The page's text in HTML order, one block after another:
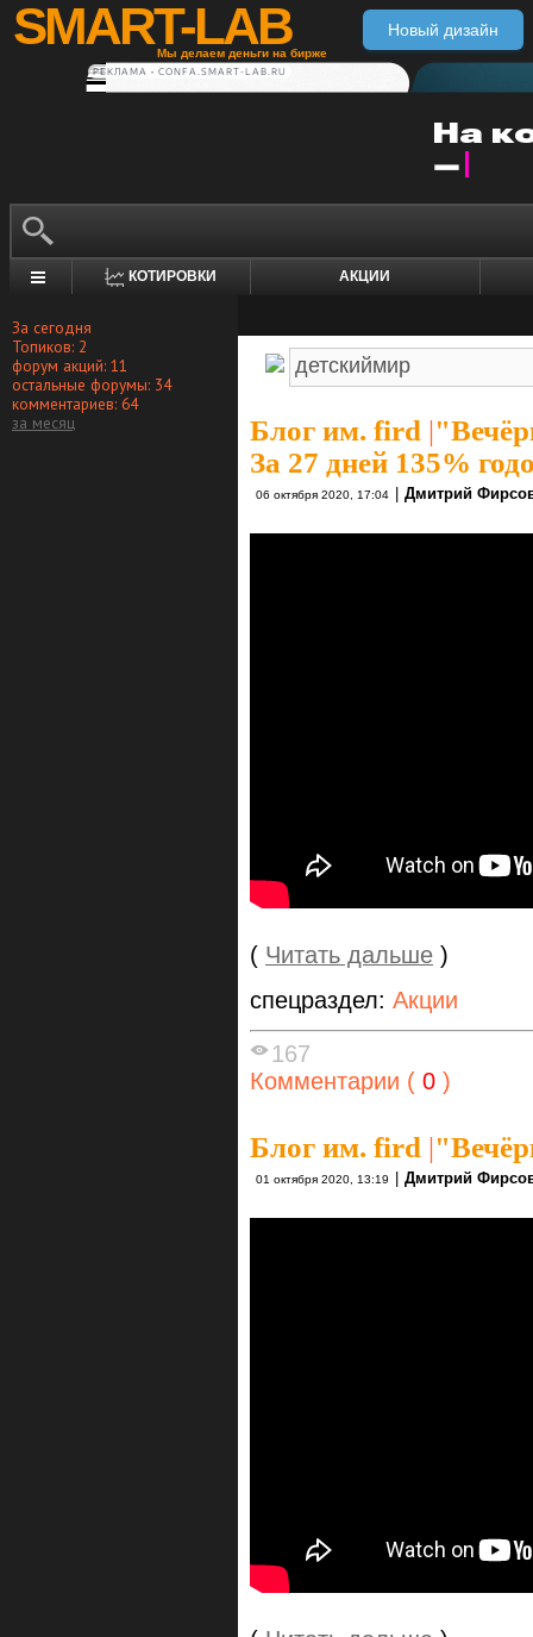
SMART-LAB
Мы делаем деньги на бирже
Новый дизайн
РЕКЛАМА • CONFA.SMART-LAB.RU
КОТИРОВКИ АКЦИИ
За сегодня
Топиков: 2
форум акций: 11
остальные форумы: 34
комментариев: 64
за месяц
Блог им. fird |
За 27 дней 135%
06 октября 2020, 17:04 Дмитрий
( Читать дальше )
спецраздел: Акции
167
Комментарии ( 0 )
Блог им. fird |
01 октября 2020, 13:19 | Дмитрий